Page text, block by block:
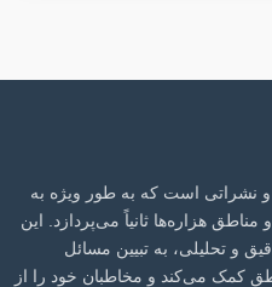
و نشراتی است که به طور ویژه به
هزاره‌ها ثانیاً می‌پردازد. این
و تحلیلی، به تبیین مسائل
کمک می‌کند و مخاطبان خود را از